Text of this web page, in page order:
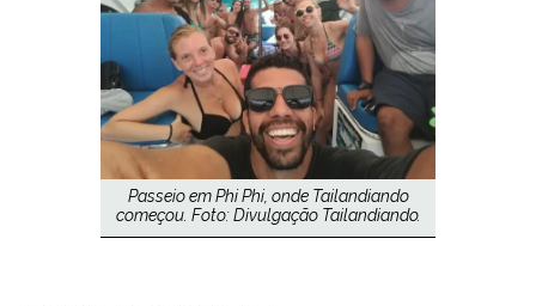
Passeio em Phi Phi, onde Tailandiando
começou. Foto: Divulgação Tailandiando.